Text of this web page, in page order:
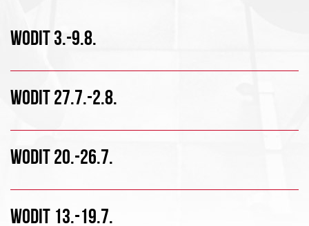
WODIT 3.-9.8.
WODIT 27.7.-2.8.
WODIT 20.-26.7.
WODIT 13.-19.7.